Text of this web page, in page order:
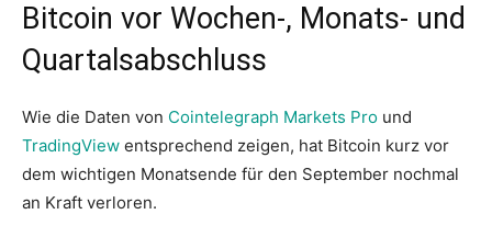
Bitcoin vor Wochen-, Monats- und
Quartalsabschluss
Wie die Daten von Cointelegraph Markets Pro und
TradingView entsprechend zeigen, hat Bitcoin kurz vor
dem wichtigen Monatsende für den September nochmal
an Kraft verloren.